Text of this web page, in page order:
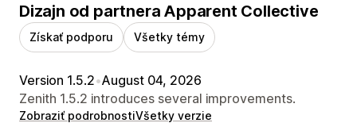
Dizajn od partnera Apparent Collective
Získať podporu Všetky témy
Version 1.5.2•August 04, 2026
Zenith 1.5.2 introduces several improvements.
Zobraziť podrobnostiVšetky verzie